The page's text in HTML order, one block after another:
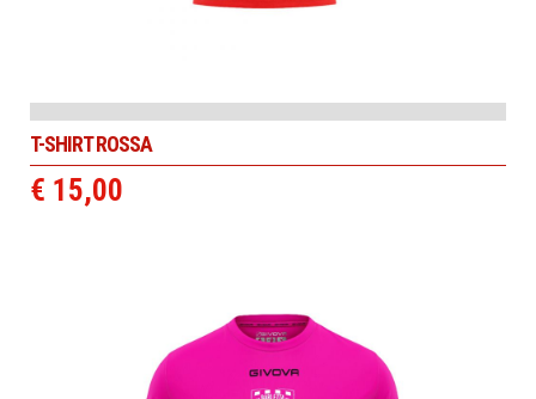
T-SHIRT ROSSA
€ 15,00